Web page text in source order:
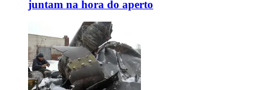
juntam na hora do aperto